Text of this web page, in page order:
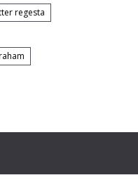
regesta